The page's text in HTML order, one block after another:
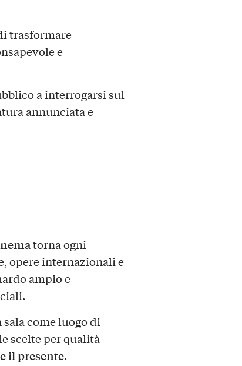
trasformare
e
a interrogarsi sul
annunciata e
torna ogni
opere internazionali e
ampio e
come luogo di
scelte per qualità
il presente.